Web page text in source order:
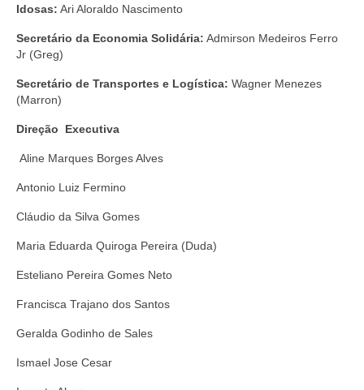
Idosas: Ari Aloraldo Nascimento
Secretário da Economia Solidária: Admirson Medeiros Ferro
Jr (Greg)
Secretário de Transportes e Logística: Wagner Menezes
(Marron)
Direção Executiva
Aline Marques Borges Alves
Antonio Luiz Fermino
Cláudio da Silva Gomes
Maria Eduarda Quiroga Pereira (Duda)
Esteliano Pereira Gomes Neto
Francisca Trajano dos Santos
Geralda Godinho de Sales
Ismael Jose Cesar